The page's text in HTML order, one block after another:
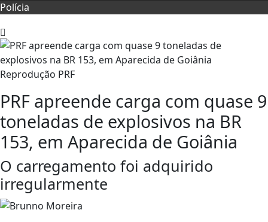
Polícia
Reprodução PRF
PRF apreende carga com quase 9
toneladas de explosivos na BR
153, em Aparecida de Goiânia
O carregamento foi adquirido
irregularmente